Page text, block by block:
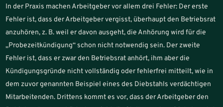
In der Praxis machen Arbeitgeber vor allem drei Fehler: Der erste
Fehler ist, dass der Arbeitgeber vergisst, überhaupt den Betriebsrat
anzuhören, z. B. weil er davon ausgeht, die Anhörung wird für die
„Probezeitkündigung“ schon nicht notwendig sein. Der zweite
Fehler ist, dass er zwar den Betriebsrat anhört, ihm aber die
Kündigungsgründe nicht vollständig oder fehlerfrei mitteilt, wie in
dem zuvor genannten Beispiel eines des Diebstahls verdächtigen
Mitarbeitenden. Drittens kommt es vor, dass der Arbeitgeber den